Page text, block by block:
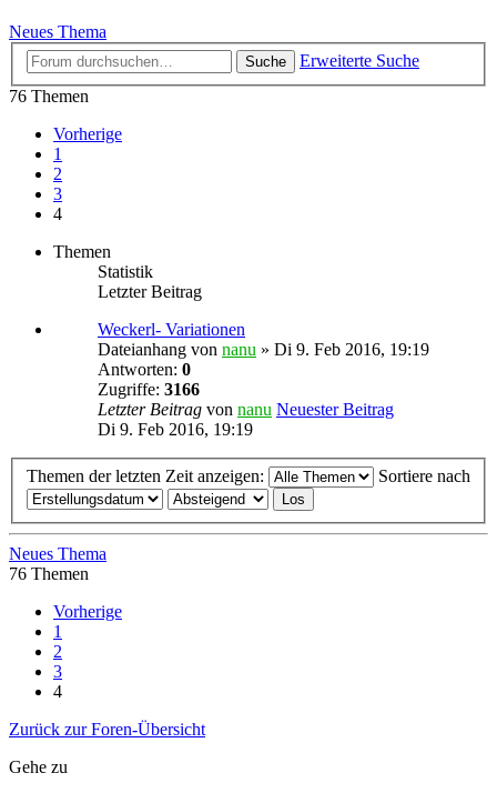
Neues Thema
Suche
Erweiterte Suche
76 Themen
Vorherige
1
2
3
4
Themen
Statistik
Letzter Beitrag
Weckerl- Variationen
Dateianhang von nanu » Di 9. Feb 2016, 19:19
Antworten: 0
Zugriffe: 3166
Letzter Beitrag von nanu Neuester Beitrag
Di 9. Feb 2016, 19:19
Themen der letzten Zeit anzeigen: Sortiere nach
Neues Thema
76 Themen
Vorherige
1
2
3
4
Zurück zur Foren-Übersicht
Gehe zu